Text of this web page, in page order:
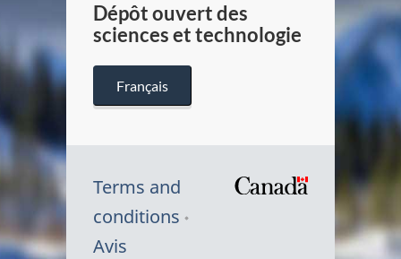
Dépôt ouvert des
sciences et technologie
Français
Terms and
conditions
Avis
Symbole